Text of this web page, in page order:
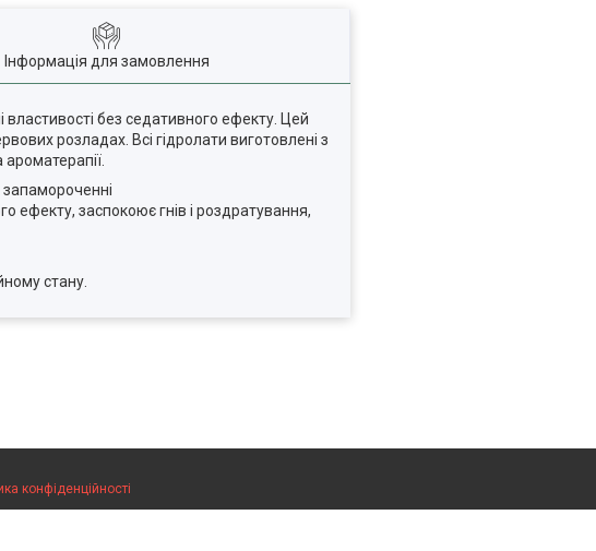
Інформація для замовлення
властивості без седативного ефекту. Цей
розладах. Всі гідролати виготовлені з
ефекту, заспокоює гнів і роздратування,
стану.​​​​​​​
конфіденційності